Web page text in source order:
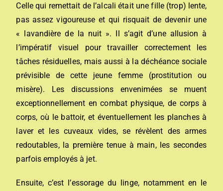
Celle qui remettait de l’alcali était une fille (trop) lente,
pas assez vigoureuse et qui risquait de devenir une
« lavandière de la nuit ». Il s’agit d’une allusion à
l’impératif visuel pour travailler correctement les
tâches résiduelles, mais aussi à la déchéance sociale
prévisible de cette jeune femme (prostitution ou
misère). Les discussions envenimées se muent
exceptionnellement en combat physique, de corps à
corps, où le battoir, et éventuellement les planches à
laver et les cuveaux vides, se révèlent des armes
redoutables, la première tenue à main, les secondes
parfois employés à jet.
Ensuite, c’est l’essorage du linge, notamment en le